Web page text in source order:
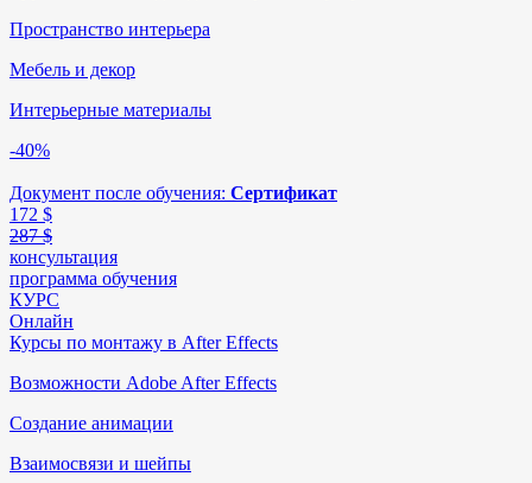
Пространство интерьера
Мебель и декор
Интерьерные материалы
-40%
Документ после обучения: Сертификат
172 $
287 $
консультация
программа обучения
КУРС
Онлайн
Курсы по монтажу в After Effects
Возможности Adobe After Effects
Создание анимации
Взаимосвязи и шейпы